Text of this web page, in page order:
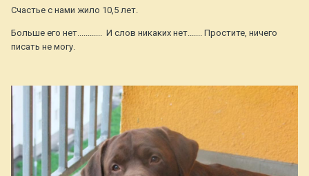
Счастье с нами жило 10,5 лет.
Больше его нет............ И слов никаких нет....... Простите, ничего
писать не могу.